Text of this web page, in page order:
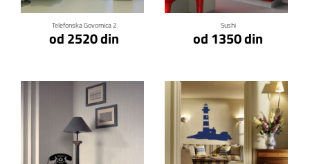
Telefonska Govornica 2
od 2520 din
Sushi
od 1350 din